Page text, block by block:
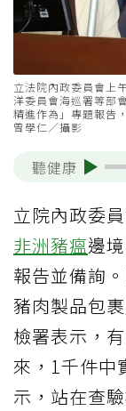
立法院內政委員會上
洋委員會海巡署等部
精進作為」專題報告
曾學仁／攝影
聽健康
立院內政委
非洲豬瘟邊
報告並備詢
豬肉製品包
檢署表示，
來，1千件中
示，站在查